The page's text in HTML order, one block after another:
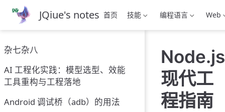
跳
主
要
內
容
JQiue's notes 首页 技能 编程语言 Web
杂七杂八
AI 工程化实践：模型选型、效能
工具重构与工程落地
Android 调试桥（adb）的用法
Node.js
现代工
程指南